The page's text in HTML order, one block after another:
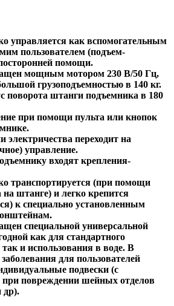
управляется как вспомогательным
пользователем (подъем-
помощи.
мощным мотором 230 В/50 Гц,
грузоподъемностью в 140 кг.
поворота штанги подъемника в 180
при помощи пульта или кнопок
электричества переходит на
управление.
входят крепления-
транспортируется (при помощи
на штанге) и легко крепится
к специально установленным
специальной универсальной
как для стандартного
и использования в воде. В
для пользователей
подвески (с
при повреждении шейных отделов
др).